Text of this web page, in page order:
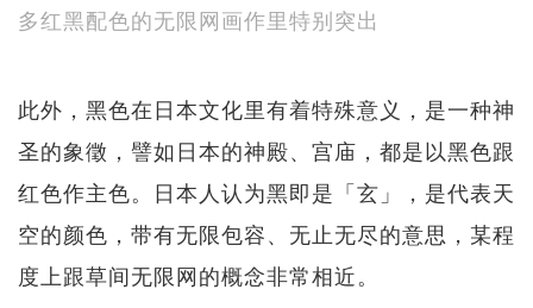
多红黑配色的无限网画作里特别突出
此外，黑色在日本文化里有着特殊意义，是一种神
圣的象徵，譬如日本的神殿、宫庙，都是以黑色跟
红色作主色。日本人认为黑即是「玄」，是代表天
空的颜色，带有无限包容、无止无尽的意思，某程
度上跟草间无限网的概念非常相近。